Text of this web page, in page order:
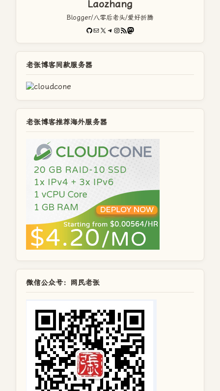
Laozhang
Blogger/八零后老头/爱好折腾
GitHub
电子邮件X Telegram
Instagram
RSS FeedMastodon
老张博客同款服务器
老张博客推荐海外服务器
微信公众号：网民老张